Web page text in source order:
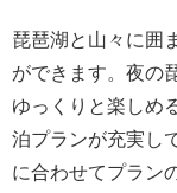
琵琶湖と山々に囲
ができます。夜の
ゆっくりと楽しめ
泊プランが充実し
に合わせてプラン